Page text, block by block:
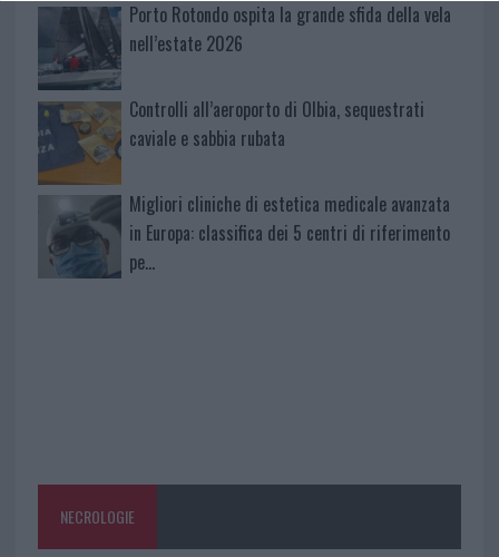
Porto Rotondo ospita la grande sfida della vela
nell’estate 2026
Controlli all’aeroporto di Olbia, sequestrati
caviale e sabbia rubata
Migliori cliniche di estetica medicale avanzata
in Europa: classifica dei 5 centri di riferimento
pe…
NECROLOGIE